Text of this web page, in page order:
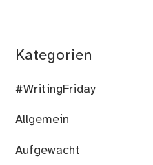
Kategorien
#WritingFriday
Allgemein
Aufgewacht